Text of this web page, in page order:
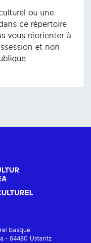
ou une
ce répertoire
vous réorienter à
et non
basque
- 64480 Ustaritz